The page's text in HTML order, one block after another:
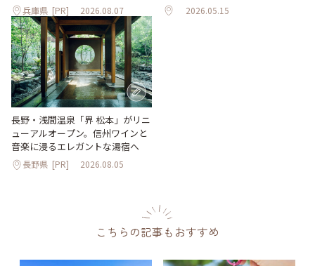
兵庫県 [PR] 2026.08.07 2026.05.15
長野・浅間温泉「界 松本」がリニ
ューアルオープン。信州ワインと
音楽に浸るエレガントな湯宿へ
長野県 [PR] 2026.08.05
こちらの記事もおすすめ